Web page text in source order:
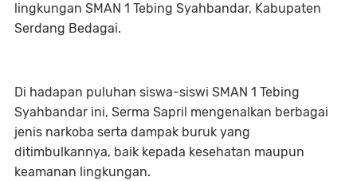
lingkungan SMAN 1 Tebing Syahbandar, Kabupaten
Serdang Bedagai.
Di hadapan puluhan siswa-siswi SMAN 1 Tebing
Syahbandar ini, Serma Sapril mengenalkan berbagai
jenis narkoba serta dampak buruk yang
ditimbulkannya, baik kepada kesehatan maupun
keamanan lingkungan.